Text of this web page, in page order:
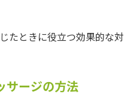
たときに役立つ効果的な対
サージの方法